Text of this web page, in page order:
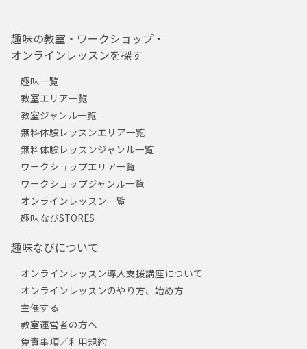
趣味の教室・ワークショップ・
オンラインレッスンを探す
趣味一覧
教室エリア一覧
教室ジャンル一覧
無料体験レッスンエリア一覧
無料体験レッスンジャンル一覧
ワークショップエリア一覧
ワークショップジャンル一覧
オンラインレッスン一覧
趣味なびSTORES
趣味なびについて
オンラインレッスン導入支援講座について
オンラインレッスンのやり方、始め方
主催する
教室運営者の方へ
免責事項／利用規約